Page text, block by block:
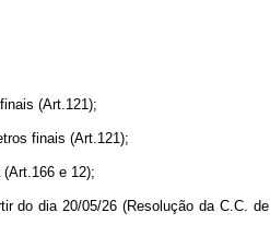
(Art.121);
finais (Art.121);
(Art.166 e 12);
do dia 20/05/26 (Resolução da C.C. de